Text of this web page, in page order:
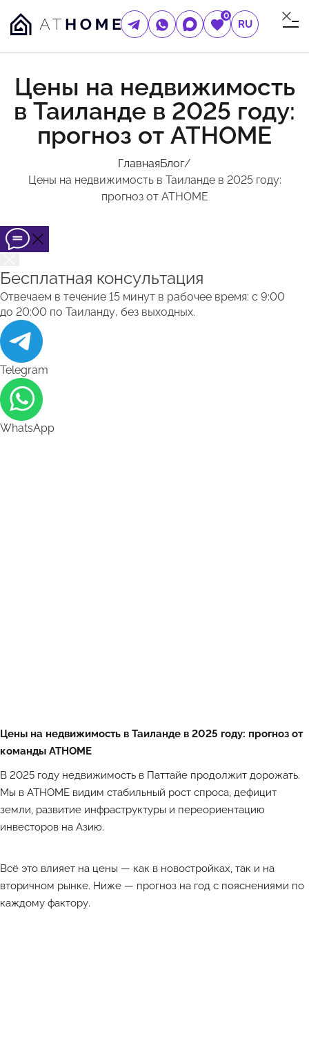
0
RU
Цены на недвижимость
в Таиланде в 2025 году:
прогноз от ATHOME
ГлавнаяБлог/
Цены на недвижимость в Таиланде в 2025 году:
прогноз от ATHOME
Бесплатная консультация
Отвечаем в течение 15 минут в рабочее время: с 9:00
до 20:00 по Таиланду, без выходных.
Telegram
WhatsApp
Цены на недвижимость в Таиланде в 2025 году: прогноз от
команды ATHOME
В 2025 году недвижимость в Паттайе продолжит дорожать.
Мы в ATHOME видим стабильный рост спроса, дефицит
земли, развитие инфраструктуры и переориентацию
инвесторов на Азию.
Всё это влияет на цены — как в новостройках, так и на
вторичном рынке. Ниже — прогноз на год с пояснениями по
каждому фактору.